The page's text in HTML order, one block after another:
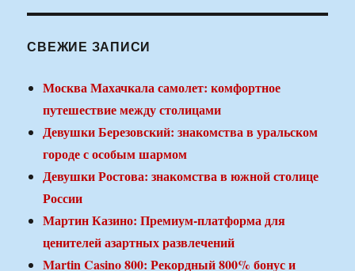
СВЕЖИЕ ЗАПИСИ
Москва Махачкала самолет: комфортное
путешествие между столицами
Девушки Березовский: знакомства в уральском
городе с особым шармом
Девушки Ростова: знакомства в южной столице
России
Мартин Казино: Премиум-платформа для
ценителей азартных развлечений
Martin Casino 800: Рекордный 800% бонус и